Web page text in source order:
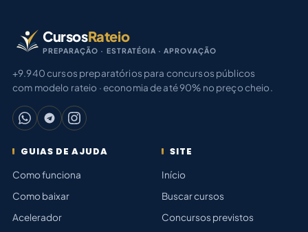
CursosRateio
PREPARAÇÃO · ESTRATÉGIA · APROVAÇÃO
+9.940 cursos preparatórios para concursos públicos
com modelo rateio · economia de até 90% no preço cheio.
GUIAS DE AJUDA
Como funciona
Como baixar
Acelerador
SITE
Início
Buscar cursos
Concursos previstos